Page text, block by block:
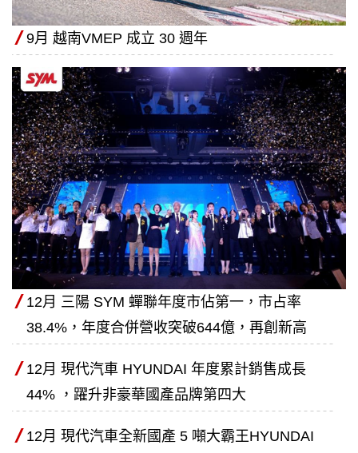
9月 越南VMEP 成立 30 週年
12月 三陽 SYM 蟬聯年度市佔第一，市占率
38.4%，年度合併營收突破644億，再創新高
12月 現代汽車 HYUNDAI 年度累計銷售成長
44% ，躍升非豪華國產品牌第四大
12月 現代汽車全新國產 5 噸大霸王HYUNDAI